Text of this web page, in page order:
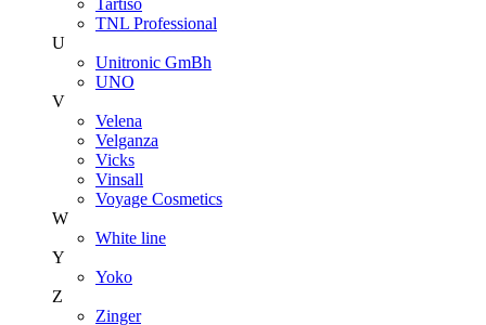
Tartiso
TNL Professional
U
Unitroniс GmBh
UNO
V
Velena
Velganza
Vicks
Vinsall
Voyage Cosmetics
W
White line
Y
Yoko
Z
Zinger